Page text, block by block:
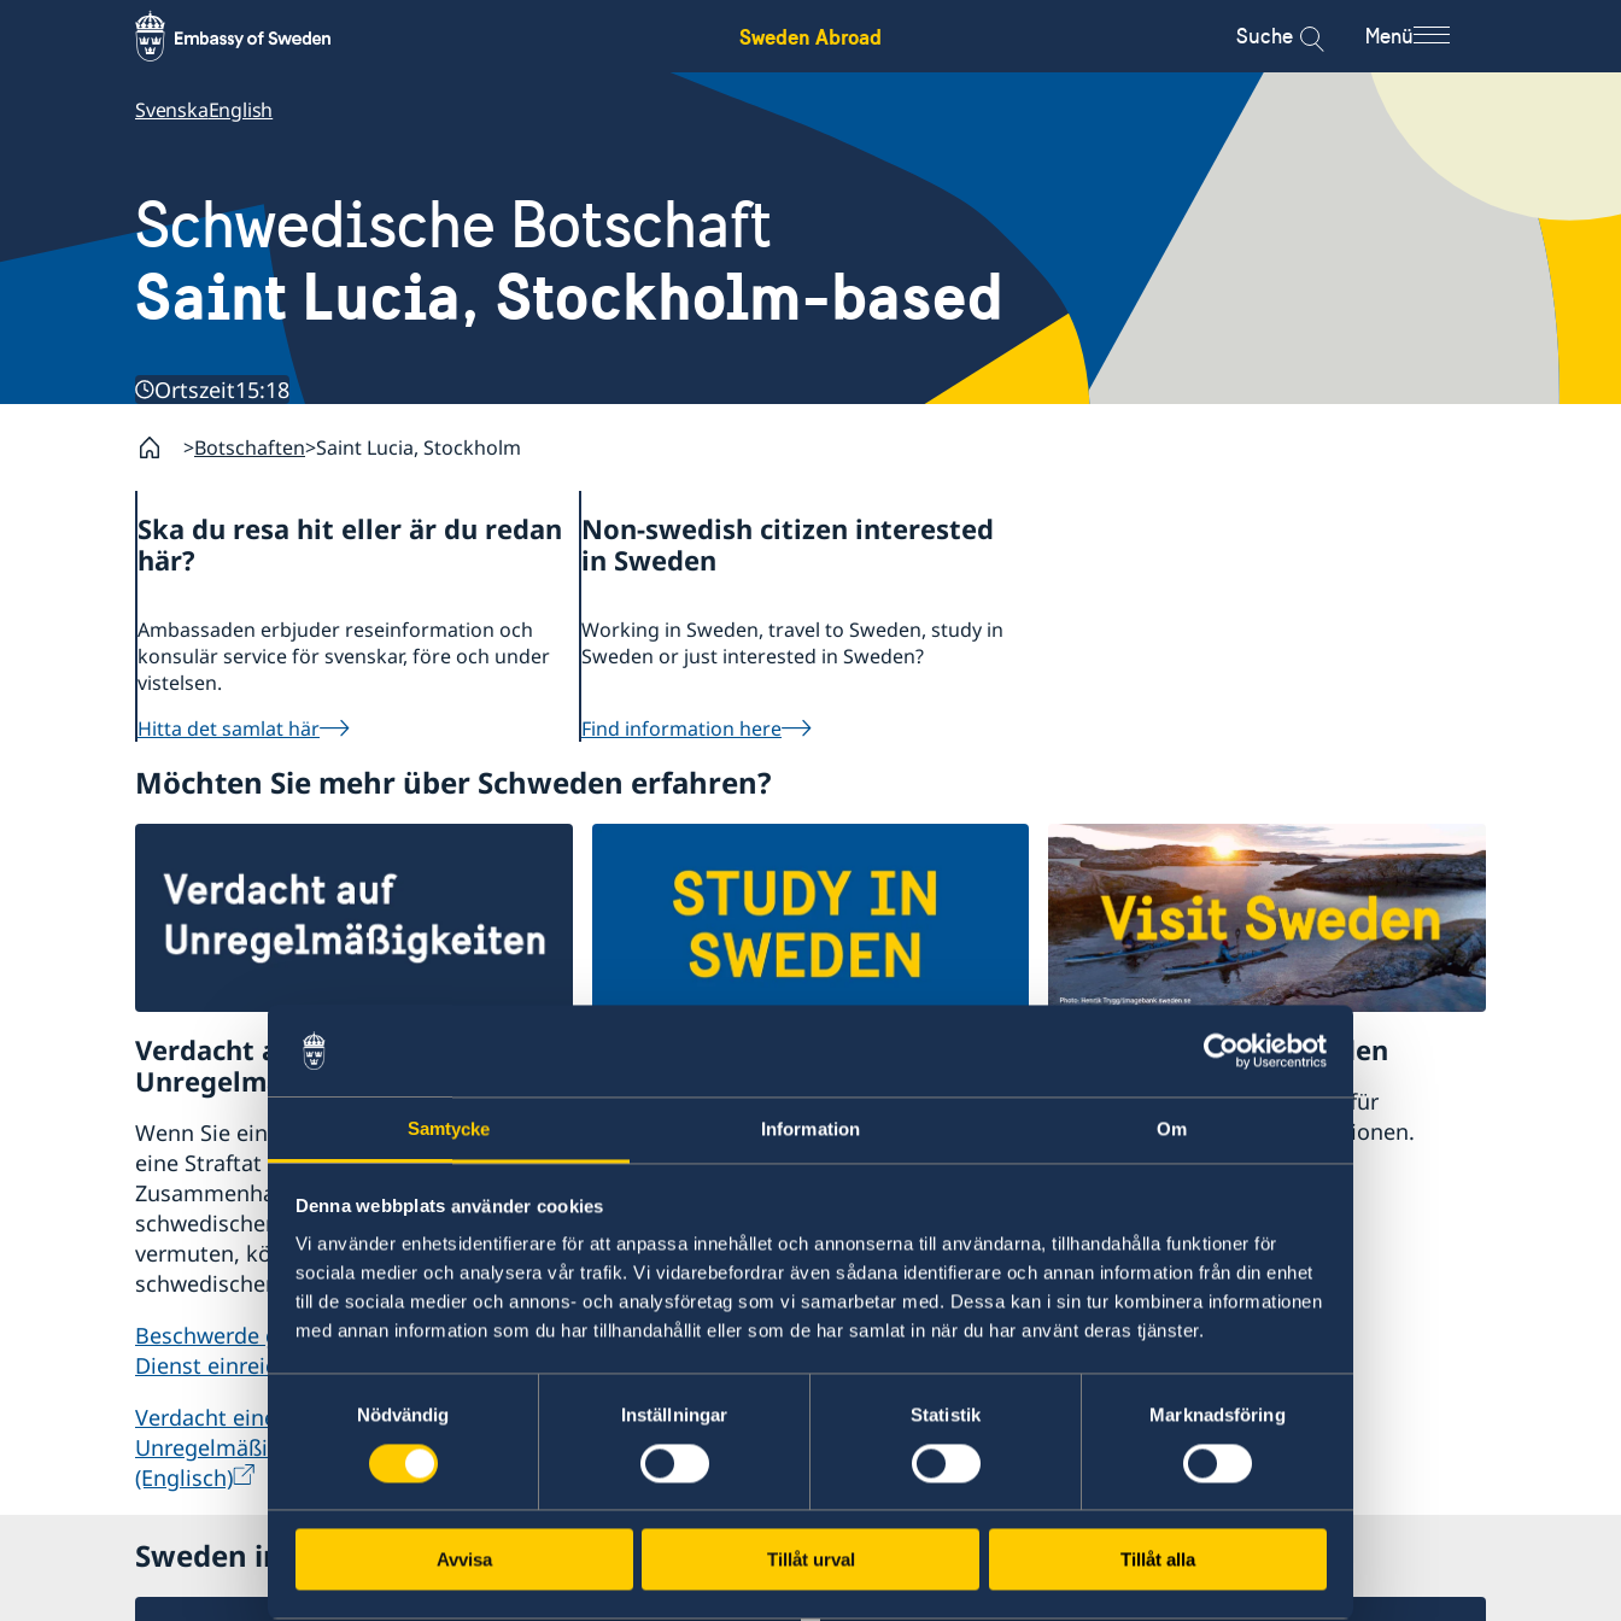
Samtycke Information Om
Denna webbplats använder cookies
Vi använder enhetsidentifierare för att anpassa innehållet och annonserna till användarna, tillhandahålla funktioner för
sociala medier och analysera vår trafik. Vi vidarebefordrar även sådana identifierare och annan information från din enhet
till de sociala medier och annons- och analysföretag som vi samarbetar med. Dessa kan i sin tur kombinera informationen
med annan information som du har tillhandahållit eller som de har samlat in när du har använt deras tjänster.
Nödvändig
Inställningar Statistik Marknadsföring
Avvisa Tillåt urval Tillåt alla
Sweden Abroad Suche Menü
SvenskaEnglish
Schwedische Botschaft
Saint Lucia, Stockholm-based
Ortszeit15:18
Botschaften Saint Lucia, Stockholm
Ska du resa hit eller är du redan
här?
Ambassaden erbjuder reseinformation och
konsulär service för svenskar, före och under
vistelsen.
Hitta det samlat här
Non-swedish citizen interested
in Sweden
Working in Sweden, travel to Sweden, study in
Sweden or just interested in Sweden?
Find information here
Möchten Sie mehr über Schweden erfahren?
Verdacht auf
Unregelmäßigkeiten
Wenn Sie eine Beschwerde haben oder
eine Straftat oder Unregelmäßigkeit im
Zusammenhang mit der Tätigkeit des
schwedischen Auswärtigen Dienstes
vermuten, können Sie dies dem
schwedischen Außenministerium melden.
Beschwerde gegen den Auswärtigen
Dienst einreichen (Englisch)
Verdacht einer Straftat oder andere
Unregelmäßigkeiten melden
(Englisch)
Auf Studyinsweden.se finden
Studieninteressierte und Studenten/-
akademischen Ausbildung in Schweden.
Study in Sweden
Willkommen in Schweden
Schwedens offizielle Website für
Tourismus und Reiseinformationen.
Sweden in The Carribean